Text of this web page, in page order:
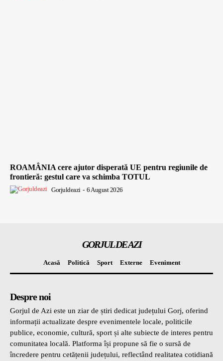
ROAMÂNIA cere ajutor disperată UE pentru regiunile de
frontieră: gestul care va schimba TOTUL
Gorjuldeazi - 6 August 2026
GORJUL DE AZI
Acasă Politică Sport Externe Eveniment
Despre noi
Gorjul de Azi este un ziar de știri dedicat județului Gorj, oferind
informații actualizate despre evenimentele locale, politicile
publice, economie, cultură, sport și alte subiecte de interes pentru
comunitatea locală. Platforma își propune să fie o sursă de
încredere pentru cetățenii județului, reflectând realitatea cotidiană